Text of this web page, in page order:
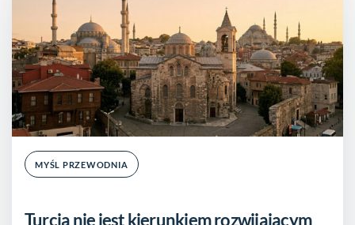
MYŚL PRZEWODNIA
Turcja nie jest kierunkiem rozwijającym